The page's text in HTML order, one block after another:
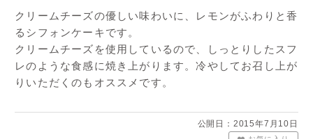
クリームチーズの優しい味わいに、レモンがふわりと香
るシフォンケーキです。
クリームチーズを使用しているので、しっとりしたスフ
レのような食感に焼き上がります。冷やしてお召し上が
りいただくのもオススメです。
公開日：2015年7月10日